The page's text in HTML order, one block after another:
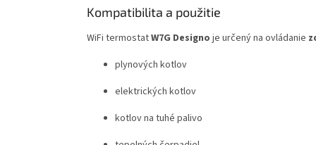
Kompatibilita a použitie
WiFi termostatW7G Designo je určený na ovládanie
plynových kotlov
elektrických kotlov
kotlov na tuhé palivo